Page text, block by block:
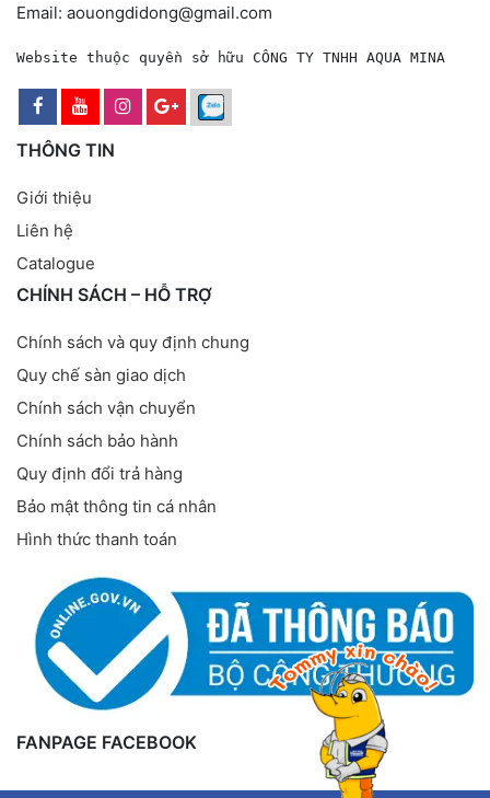
Email: aouongdidong@gmail.com
Website thuộc quyền sở hữu CÔNG TY TNHH AQUA MINA
THÔNG TIN
Giới thiệu
Liên hệ
Catalogue
CHÍNH SÁCH – HỖ TRỢ
Chính sách và quy định chung
Quy chế sàn giao dịch
Chính sách vận chuyển
Chính sách bảo hành
Quy định đổi trả hàng
Bảo mật thông tin cá nhân
Hình thức thanh toán
FANPAGE FACEBOOK